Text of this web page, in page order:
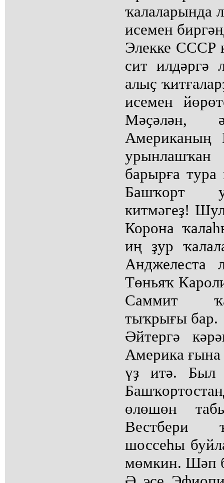
ҡалаларында
исемен
Элекке СССР
сит илдәргә
алыҫ
исемен
Мәҫәлән,
Американың
урынлашҡан
барырға
Башҡорт
китмәгеҙ!
Корона
иң ҙур
Анджелеста
Төньяҡ
Саммит
тыҡрығы бар.
Әйтергә
Америка ғына
үҙ итә. Был
өлөшөн
Вестбери
шоссеһы
мөмкин. Шәп